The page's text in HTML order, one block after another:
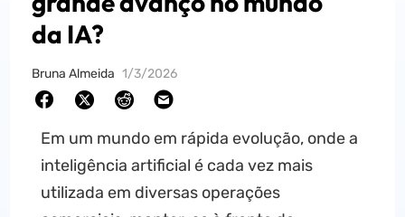
da IA?
Bruna Almeida 1/3/2026
Em um mundo em rápida evolução, onde a
inteligência artificial é cada vez mais
utilizada em diversas operações